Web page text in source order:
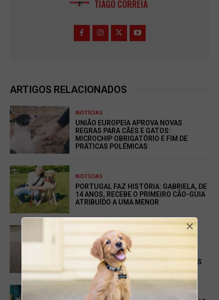
TIAGO CORREIA
ARTIGOS RELACIONADOS
NOTÍCIAS
UNIÃO EUROPEIA APROVA NOVAS
REGRAS PARA CÃES E GATOS:
MICROCHIP OBRIGATÓRIO E FIM DE
PRÁTICAS POLÉMICAS
NOTÍCIAS
PORTUGAL FAZ HISTÓRIA: GABRIELA, DE
14 ANOS, RECEBE O PRIMEIRO CÃO-GUIA
ATRIBUÍDO A UMA MENOR
NOTÍCIAS
CÃES-GUIA MUDAM VIDAS EM
PORTUGAL, MAS CONTINUAM
INACESSÍVEIS PARA MUITOS INVISUAIS
NOTÍCIAS
×